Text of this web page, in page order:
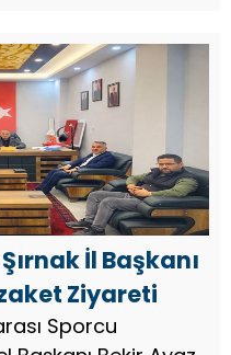
geleceğine ilişkin
ve ...
İl Başkanı
Ziyareti